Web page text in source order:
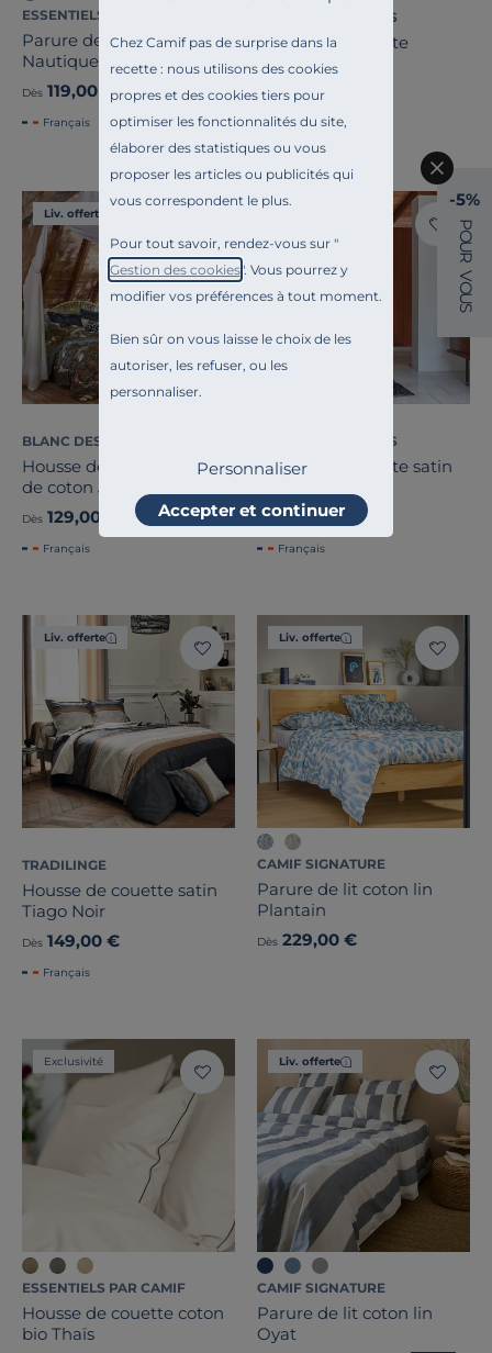
Chez Camif pas de surprise dans la
recette : nous utilisons des cookies
propres et des cookies tiers pour
optimiser les fonctionnalités du site,
élaborer des statistiques ou vous
proposer les articles ou publicités qui
vous correspondent le plus.
Pour tout savoir, rendez-vous sur "
Gestion des cookies". Vous pourrez y
modifier vos préférences à tout moment.
Bien sûr on vous laisse le choix de les
autoriser, les refuser, ou les
personnaliser.
Personnaliser
Accepter et continuer
ESSENTIELS PAR CAMIF
Parure de lit coton bio
Nautique Urbain
Dès 119,00 €
Français
BLANC DES VOSGES
Housse de couette
Percale Easy
Dès 79,00 €
Français
Liv. offerte
BLANC DES VOSGES
Housse de couette satin
de coton JARDINS DE
BABYLONE
Dès 129,00 €
Français
BLANC DES VOSGES
Housse de couette satin
Dès 129,00 €
Français
Liv. offerte
TRADILINGE
Housse de couette satin
Tiago Noir
Dès 149,00 €
Français
Liv. offerte
CAMIF SIGNATURE
Parure de lit coton lin
Plantain
Dès 229,00 €
Exclusivité
ESSENTIELS PAR CAMIF
Housse de couette coton
bio Thaïs
Liv. offerte
CAMIF SIGNATURE
Parure de lit coton lin
Oyat
-5%
P
O
U
R
V
O
U
S